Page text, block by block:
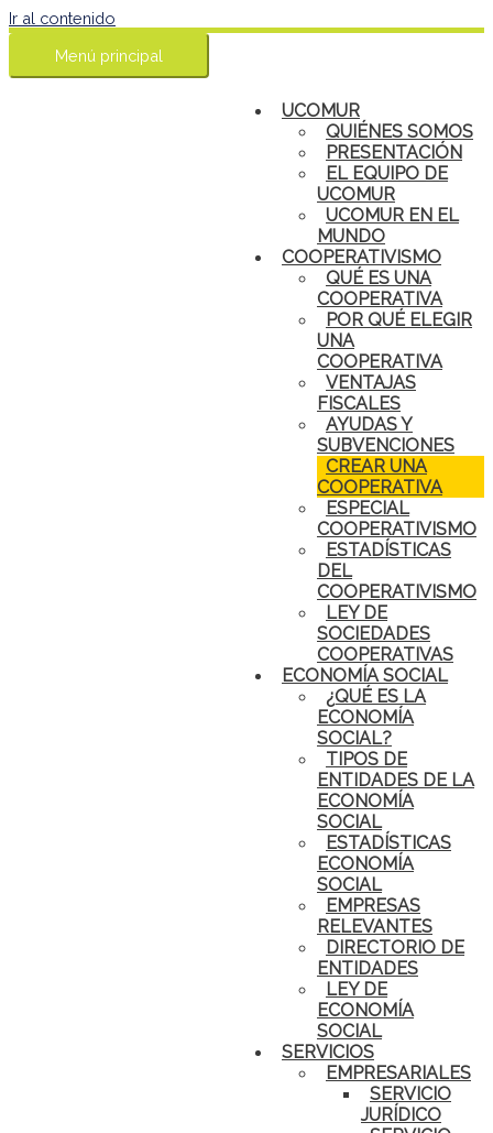
Ir al contenido
Menú principal
UCOMUR
QUIÉNES SOMOS
PRESENTACIÓN
EL EQUIPO DE
UCOMUR
UCOMUR EN EL
MUNDO
COOPERATIVISMO
QUÉ ES UNA
COOPERATIVA
POR QUÉ ELEGIR
UNA
COOPERATIVA
VENTAJAS
FISCALES
AYUDAS Y
SUBVENCIONES
CREAR UNA
COOPERATIVA
ESPECIAL
COOPERATIVISMO
ESTADÍSTICAS
DEL
COOPERATIVISMO
LEY DE
SOCIEDADES
COOPERATIVAS
ECONOMÍA SOCIAL
¿QUÉ ES LA
ECONOMÍA
SOCIAL?
TIPOS DE
ENTIDADES DE LA
ECONOMÍA
SOCIAL
ESTADÍSTICAS
ECONOMÍA
SOCIAL
EMPRESAS
RELEVANTES
DIRECTORIO DE
ENTIDADES
LEY DE
ECONOMÍA
SOCIAL
SERVICIOS
EMPRESARIALES
SERVICIO
JURÍDICO